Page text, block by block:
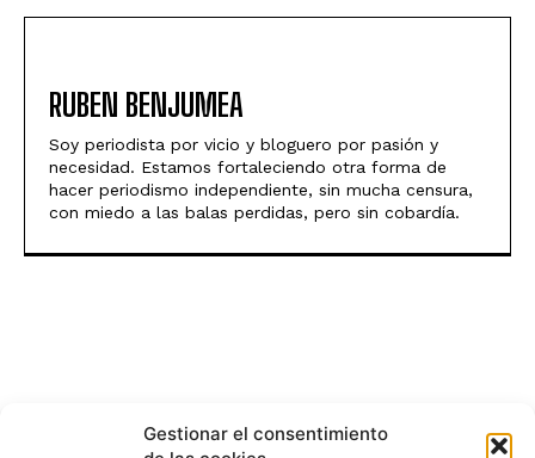
Gestionar el consentimiento
RUBEN BENJUMEA
Soy periodista por vicio y bloguero por pasión y
necesidad. Estamos fortaleciendo otra forma de
hacer periodismo independiente, sin mucha censura,
con miedo a las balas perdidas, pero sin cobardía.